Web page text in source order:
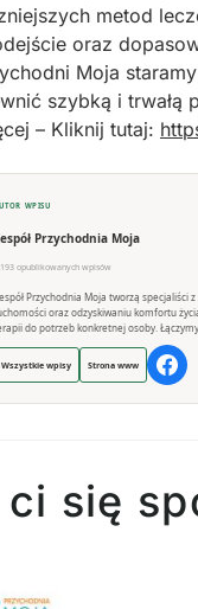
metod
oraz
Moja
szybką i trwałą
– Kliknij tutaj:
WPISU
Przychodnia Moja
opublikowanych wpisów
Przychodnia Moja tworzą
oraz odzyskiwaniu komfortu
do potrzeb konkretnej osoby.
Wszystkie wpisy Strona www
się